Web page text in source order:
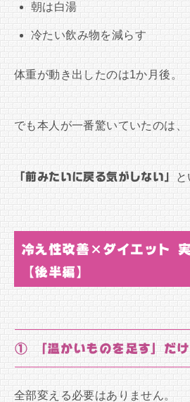
朝は白湯
冷たい飲み物を減らす
体重が動き出したのは1か月後。
でも本人が一番驚いていたのは、
「前みたいに戻る気がしない」 と
冷え性改善×ダイエット
【後半編】
① 「温かいものを足す」だけ
全部変える必要はありません。